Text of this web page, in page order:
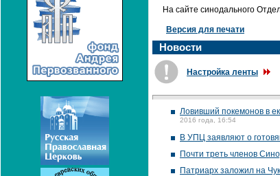
На сайте синодального
Версия для печати
Новости
Настройка ленты
Ловивший покемонов в
2016 года, 16:54
В УПЦ заявляют о
Почти треть членов
Патриарх заложил на